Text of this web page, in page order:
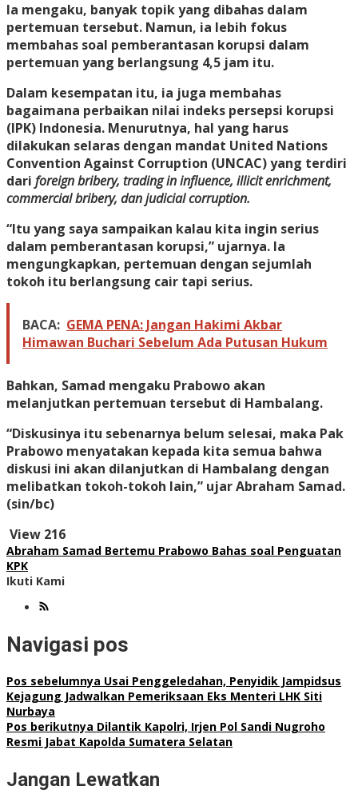
Ia mengaku, banyak topik yang dibahas dalam
pertemuan tersebut. Namun, ia lebih fokus
membahas soal pemberantasan korupsi dalam
pertemuan yang berlangsung 4,5 jam itu.
Dalam kesempatan itu, ia juga membahas
bagaimana perbaikan nilai indeks persepsi korupsi
(IPK) Indonesia. Menurutnya, hal yang harus
dilakukan selaras dengan mandat United Nations
Convention Against Corruption (UNCAC) yang terdiri
dari foreign bribery, trading in influence, illicit enrichment,
commercial bribery, dan judicial corruption.
“Itu yang saya sampaikan kalau kita ingin serius
dalam pemberantasan korupsi,” ujarnya. Ia
mengungkapkan, pertemuan dengan sejumlah
tokoh itu berlangsung cair tapi serius.
BACA: GEMA PENA: Jangan Hakimi Akbar
Himawan Buchari Sebelum Ada Putusan Hukum
Bahkan, Samad mengaku Prabowo akan
melanjutkan pertemuan tersebut di Hambalang.
“Diskusinya itu sebenarnya belum selesai, maka Pak
Prabowo menyatakan kepada kita semua bahwa
diskusi ini akan dilanjutkan di Hambalang dengan
melibatkan tokoh-tokoh lain,” ujar Abraham Samad.
(sin/bc)
View 216
Abraham Samad Bertemu Prabowo Bahas soal Penguatan
KPK
Ikuti Kami
Navigasi pos
Pos sebelumnya Usai Penggeledahan, Penyidik Jampidsus
Kejagung Jadwalkan Pemeriksaan Eks Menteri LHK Siti
Nurbaya
Pos berikutnya Dilantik Kapolri, Irjen Pol Sandi Nugroho
Resmi Jabat Kapolda Sumatera Selatan
Jangan Lewatkan